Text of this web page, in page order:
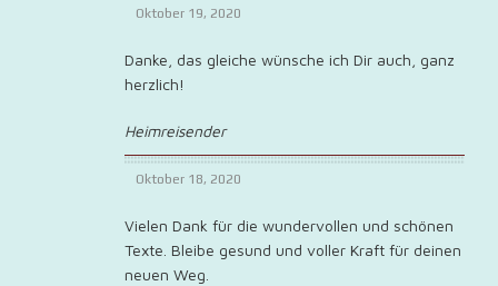
Oktober 19, 2020
Danke, das gleiche wünsche ich Dir auch, ganz
herzlich!
Heimreisender
Oktober 18, 2020
Vielen Dank für die wundervollen und schönen
Texte. Bleibe gesund und voller Kraft für deinen
neuen Weg.